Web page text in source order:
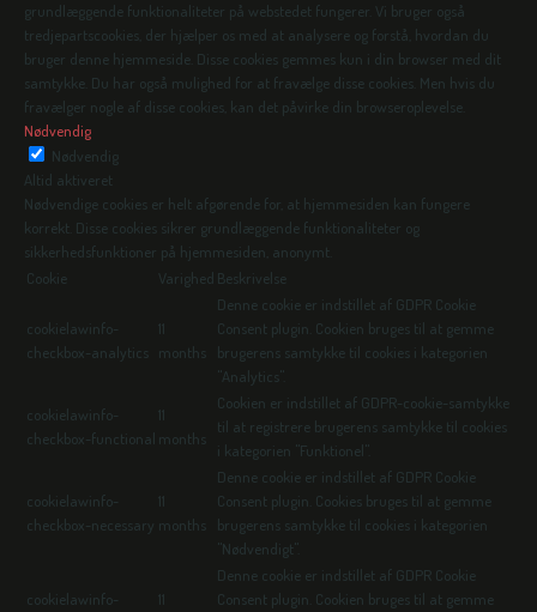
grundlæggende funktionaliteter på webstedet fungerer. Vi bruger også
tredjepartscookies, der hjælper os med at analysere og forstå, hvordan du
bruger denne hjemmeside. Disse cookies gemmes kun i din browser med dit
samtykke. Du har også mulighed for at fravælge disse cookies. Men hvis du
fravælger nogle af disse cookies, kan det påvirke din browseroplevelse.
Nødvendig
Nødvendig
Altid aktiveret
Nødvendige cookies er helt afgørende for, at hjemmesiden kan fungere
korrekt. Disse cookies sikrer grundlæggende funktionaliteter og
sikkerhedsfunktioner på hjemmesiden, anonymt.
Cookie
Varighed Beskrivelse
cookielawinfo-
checkbox-analytics
11
months
Denne cookie er indstillet af GDPR Cookie
Consent plugin. Cookien bruges til at gemme
brugerens samtykke til cookies i kategorien
"Analytics".
cookielawinfo-
checkbox-functional
11
months
Cookien er indstillet af GDPR-cookie-samtykke
til at registrere brugerens samtykke til cookies
i kategorien "Funktionel".
cookielawinfo-
checkbox-necessary
11
months
Denne cookie er indstillet af GDPR Cookie
Consent plugin. Cookies bruges til at gemme
brugerens samtykke til cookies i kategorien
"Nødvendigt".
cookielawinfo-
11
Denne cookie er indstillet af GDPR Cookie
Consent plugin. Cookien bruges til at gemme